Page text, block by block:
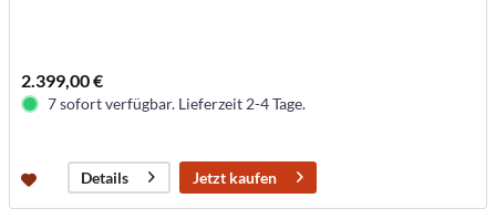
2.399,00 €
7 sofort verfügbar. Lieferzeit 2-4 Tage.
Details Jetzt kaufen